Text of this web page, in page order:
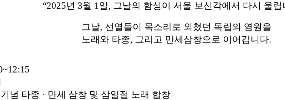
“2025년 3월 1일, 그날의 함성이 서울 보신각에서 다시 울립
그날, 선열들이 목소리로 외쳤던 독립의 염원을
노래와 타종, 그리고 만세삼창으로 이어갑니다.
념 타종 · 만세 삼창 및 삼일절 노래 합창